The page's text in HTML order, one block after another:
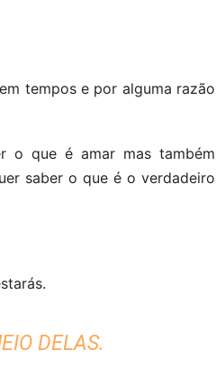
tempos e por alguma razão
o que é amar mas também
saber o que é o verdadeiro
DELAS.